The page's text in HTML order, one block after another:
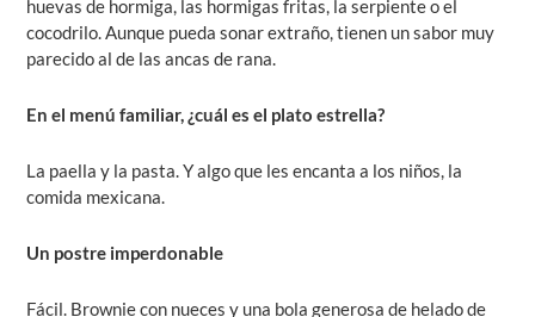
huevas de hormiga, las hormigas fritas, la serpiente o el
cocodrilo. Aunque pueda sonar extraño, tienen un sabor muy
parecido al de las ancas de rana.
En el menú familiar, ¿cuál es el plato estrella?
La paella y la pasta. Y algo que les encanta a los niños, la
comida mexicana.
Un postre imperdonable
Fácil. Brownie con nueces y una bola generosa de helado de